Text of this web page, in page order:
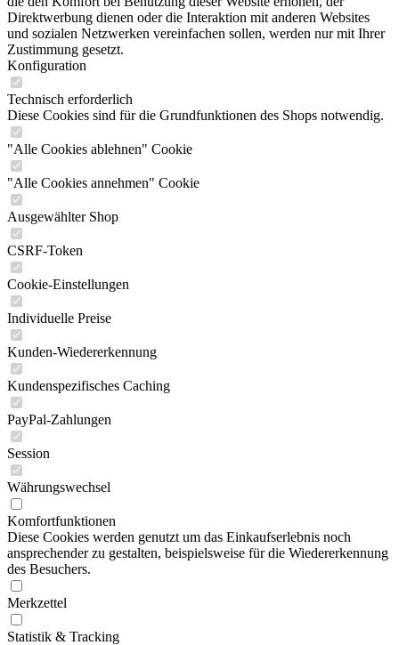
Direktwerbung dienen oder die Interaktion mit anderen Websites
und sozialen Netzwerken vereinfachen sollen, werden nur mit Ihrer
Zustimmung gesetzt.
Konfiguration
Technisch erforderlich
Diese Cookies sind für die Grundfunktionen des Shops notwendig.
"Alle Cookies ablehnen" Cookie
"Alle Cookies annehmen" Cookie
Ausgewählter Shop
CSRF-Token
Cookie-Einstellungen
Individuelle Preise
Kunden-Wiedererkennung
Kundenspezifisches Caching
PayPal-Zahlungen
Session
Währungswechsel
Komfortfunktionen
Diese Cookies werden genutzt um das Einkaufserlebnis noch
ansprechender zu gestalten, beispielsweise für die Wiedererkennung
des Besuchers.
Merkzettel
Statistik & Tracking